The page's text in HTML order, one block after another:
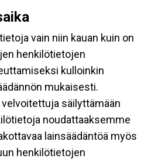
vain niin kauan kuin on
henkilötietojen
kulloinkin
mukaisesti.
säilyttämään
noudattaaksemme
lainsäädäntöä myös
henkilötietojen